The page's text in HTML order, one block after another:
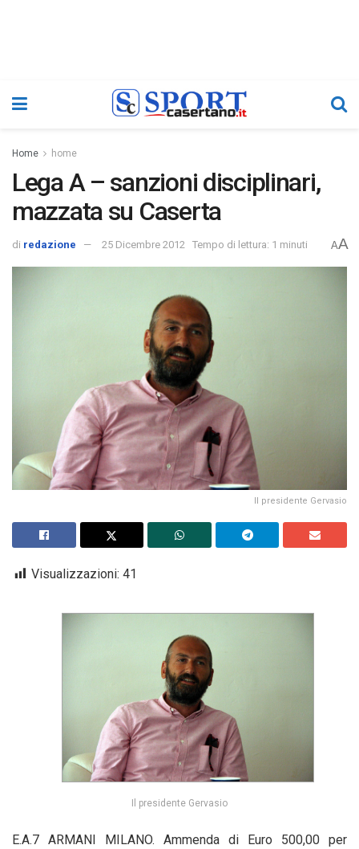
Home home
Lega A – sanzioni disciplinari,
mazzata su Caserta
di redazione 25 Dicembre 2012 Tempo di lettura: 1 minuti AA
Il presidente Gervasio
Visualizzazioni: 41
Il presidente Gervasio
E.A.7 ARMANI MILANO. Ammenda di Euro 500,00 per